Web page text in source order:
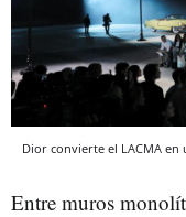
Dior convierte el LACMA
Entre muros